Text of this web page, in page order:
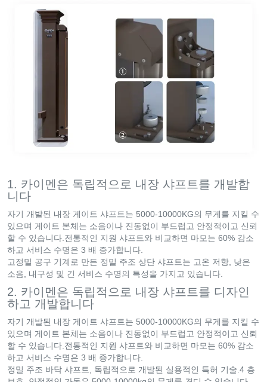
1. 카이멘은 독립적으로 내장 샤프트를 개발합
니다
자기 개발된 내장 게이트 샤프트는 5000-10000KG의 무게를 지킬 수
있으며 게이트 본체는 소음이나 진동없이 부드럽고 안정적이고 신뢰
할 수 있습니다.전통적인 지원 샤프트와 비교하면 마모는 60% 감소
하고 서비스 수명은 3 배 증가합니다.
고정밀 공구 기계로 만든 정밀 주조 상단 샤프트는 고온 저항, 낮은
소음, 내구성 및 긴 서비스 수명의 특성을 가지고 있습니다.
2. 카이멘은 독립적으로 내장 샤프트를 디자인
하고 개발합니다
자기 개발된 내장 게이트 샤프트는 5000-10000KG의 무게를 지킬 수
있으며 게이트 본체는 소음이나 진동없이 부드럽고 안정적이고 신뢰
할 수 있습니다.전통적인 지원 샤프트와 비교하면 마모는 60% 감소
하고 서비스 수명은 3 배 증가합니다.
정밀 주조 바닥 샤프트, 독립적으로 개발된 실용적인 특허 기술.4 층